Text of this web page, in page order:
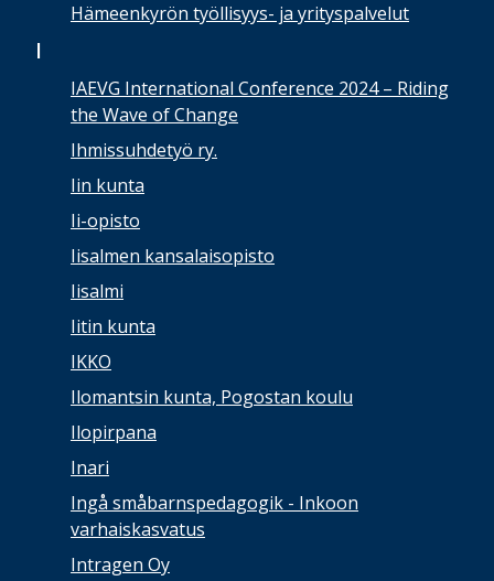
Hämeenkyrön työllisyys- ja yrityspalvelut
I
IAEVG International Conference 2024 – Riding
the Wave of Change
Ihmissuhdetyö ry.
Iin kunta
Ii-opisto
Iisalmen kansalaisopisto
Iisalmi
Iitin kunta
IKKO
Ilomantsin kunta, Pogostan koulu
Ilopirpana
Inari
Ingå småbarnspedagogik - Inkoon
varhaiskasvatus
Intragen Oy